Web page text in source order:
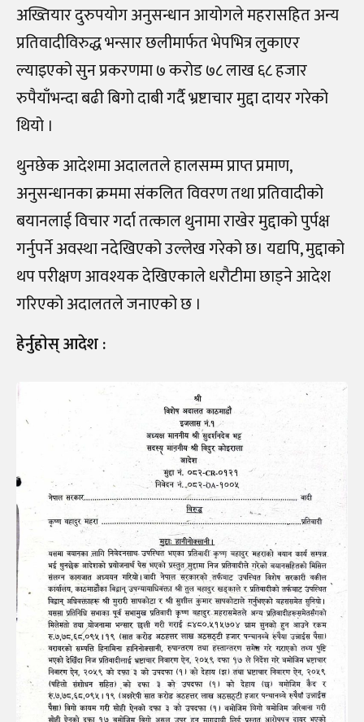
अख्तियार दुरुपयोग अनुसन्धान आयोगले महरासहित अन्य
प्रतिवादीविरुद्ध भन्सार छलीमार्फत भेपभित्र लुकाएर
ल्याइएको सुन प्रकरणमा ७ करोड ७८ लाख ६८ हजार
रुपैयाँभन्दा बढी बिगो दाबी गर्दै भ्रष्टाचार मुद्दा दायर गरेको
थियो ।
थुनछेक आदेशमा अदालतले हालसम्म प्राप्त प्रमाण,
अनुसन्धानका क्रममा संकलित विवरण तथा प्रतिवादीको
बयानलाई विचार गर्दा तत्काल थुनामा राखेर मुद्दाको पुर्पक्ष
गर्नुपर्ने अवस्था नदेखिएको उल्लेख गरेको छ। यद्यपि, मुद्दाको
थप परीक्षण आवश्यक देखिएकाले धरौटीमा छाड्ने आदेश
गरिएको अदालतले जनाएको छ ।
हेर्नुहाेस् आदेश :